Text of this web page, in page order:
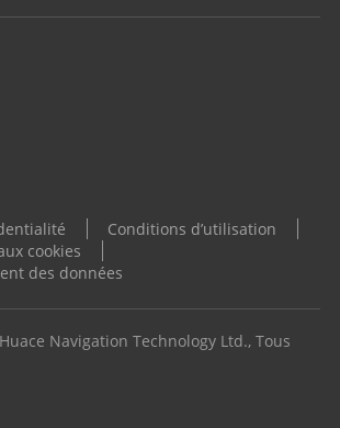
Conditions d’utilisation
cookies
des données
Navigation Technology Ltd., Tous